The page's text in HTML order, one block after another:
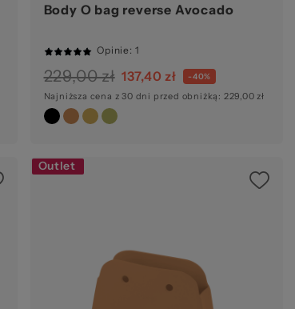
Body O bag reverse Avocado
Opinie: 1
229,00 zł 137,40 zł -40%
Najniższa cena z 30 dni przed obniżką: 229,00 zł
Outlet